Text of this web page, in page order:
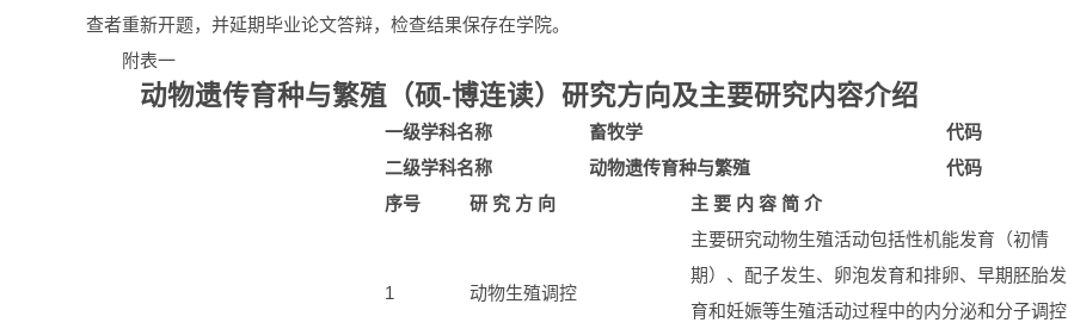
查者重新开题，并延期毕业论文答辩，检查结果保存在学院。
附表一
动物遗传育种与繁殖（硕-博连读）研究方向及主要研究内容介绍
一级学科名称 畜牧学 代码
二级学科名称
动物遗传育种与繁殖 代码
序号
研 究 方 向 主 要 内 容 简 介
1 动物生殖调控
主要研究动物生殖活动包括性机能发育（初情
期）、配子发生、卵泡发育和排卵、早期胚胎发
育和妊娠等生殖活动过程中的内分泌和分子调控